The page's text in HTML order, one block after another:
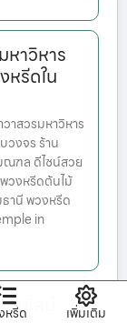
หาวิหาร
หรีดใน
าสวรมหาวิหาร
วงจร ร้าน
ณฑล ดีไซน์สวย
วงหรีดต้นไม้
านี พวงหรีด
in
ไลน์
หรีด เพิ่มเติม